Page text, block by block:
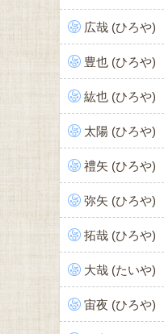
広哉 (ひろや)
豊也 (ひろや)
紘也 (ひろや)
太陽 (ひろや)
禮矢 (ひろや)
弥矢 (ひろや)
拓哉 (ひろや)
大哉 (たいや)
宙夜 (ひろや)